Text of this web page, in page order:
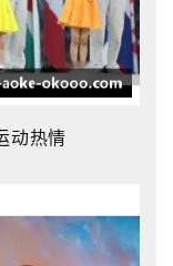
动热情